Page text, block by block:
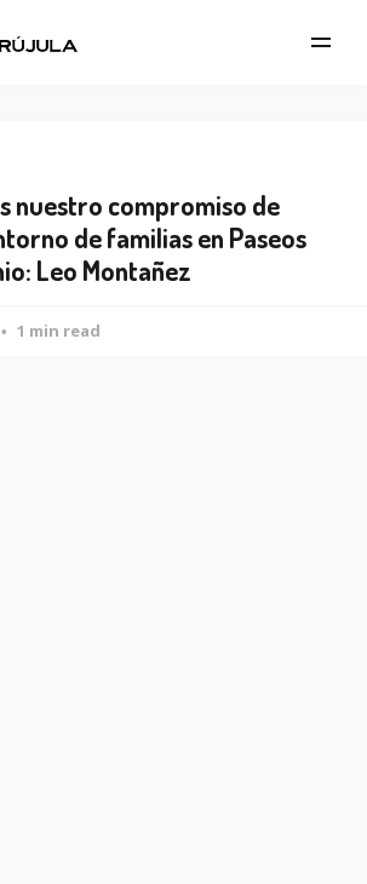
nuestro compromiso de
de familias en Paseos
Leo Montañez
1 min read